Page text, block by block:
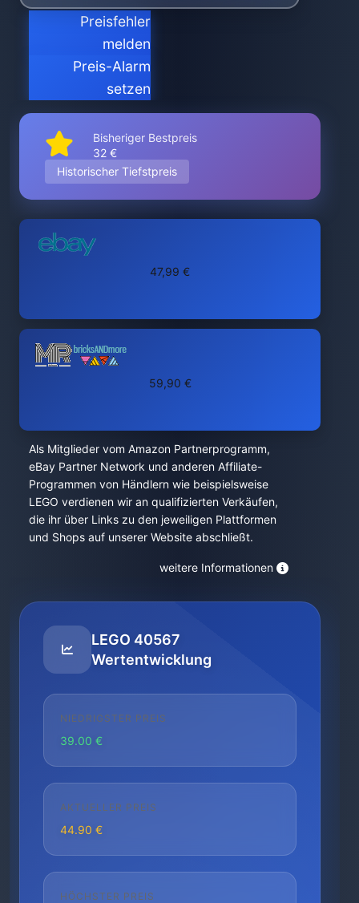
Preisfehler
melden
Preis-Alarm
setzen
Bisheriger Bestpreis
32 €
Historischer Tiefstpreis
47,99 €
59,90 €
Als Mitglieder vom Amazon Partnerprogramm,
eBay Partner Network und anderen Affiliate-
Programmen von Händlern wie beispielsweise
LEGO verdienen wir an qualifizierten Verkäufen,
die ihr über Links zu den jeweiligen Plattformen
und Shops auf unserer Website abschließt.
weitere Informationen
LEGO 40567
Wertentwicklung
NIEDRIGSTER PREIS
39.00 €
AKTUELLER PREIS
44.90 €
HÖCHSTER PREIS